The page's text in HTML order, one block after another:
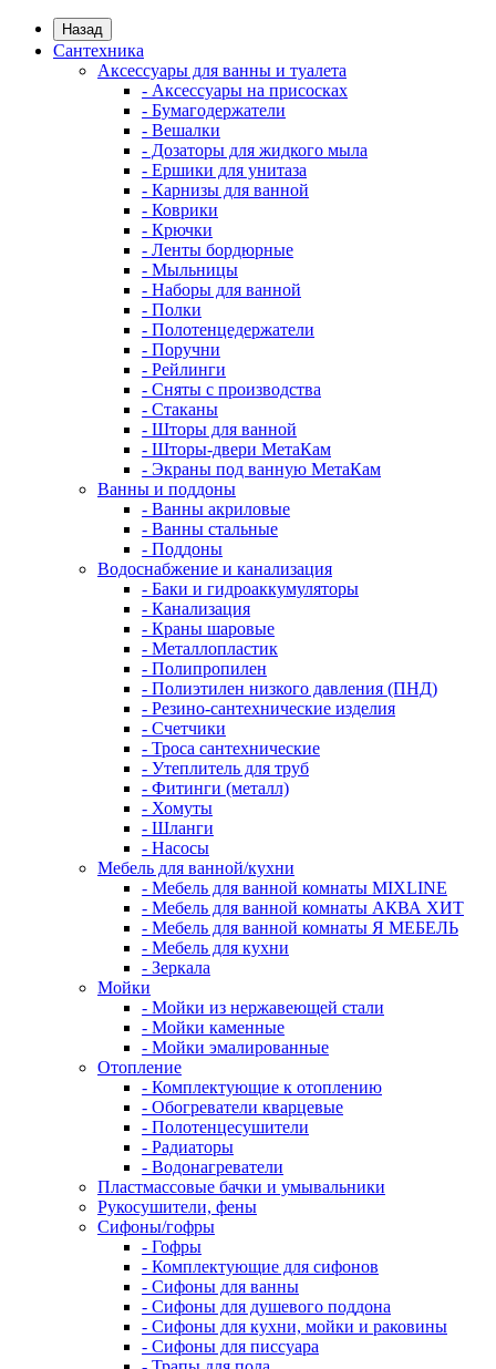
Назад
Сантехника
Аксессуары для ванны и туалета
- Аксессуары на присосках
- Бумагодержатели
- Вешалки
- Дозаторы для жидкого мыла
- Ершики для унитаза
- Карнизы для ванной
- Коврики
- Крючки
- Ленты бордюрные
- Мыльницы
- Наборы для ванной
- Полки
- Полотенцедержатели
- Поручни
- Рейлинги
- Сняты с производства
- Стаканы
- Шторы для ванной
- Шторы-двери МетаКам
- Экраны под ванную МетаКам
Ванны и поддоны
- Ванны акриловые
- Ванны стальные
- Поддоны
Водоснабжение и канализация
- Баки и гидроаккумуляторы
- Канализация
- Краны шаровые
- Металлопластик
- Полипропилен
- Полиэтилен низкого давления (ПНД)
- Резино-сантехнические изделия
- Счетчики
- Троса сантехнические
- Утеплитель для труб
- Фитинги (металл)
- Хомуты
- Шланги
- Насосы
Мебель для ванной/кухни
- Мебель для ванной комнаты MIXLINE
- Мебель для ванной комнаты АКВА ХИТ
- Мебель для ванной комнаты Я МЕБЕЛЬ
- Мебель для кухни
- Зеркала
Мойки
- Мойки из нержавеющей стали
- Мойки каменные
- Мойки эмалированные
Отопление
- Комплектующие к отоплению
- Обогреватели кварцевые
- Полотенцесушители
- Радиаторы
- Водонагреватели
Пластмассовые бачки и умывальники
Рукосушители, фены
Сифоны/гофры
- Гофры
- Комплектующие для сифонов
- Сифоны для ванны
- Сифоны для душевого поддона
- Сифоны для кухни, мойки и раковины
- Сифоны для писсуара